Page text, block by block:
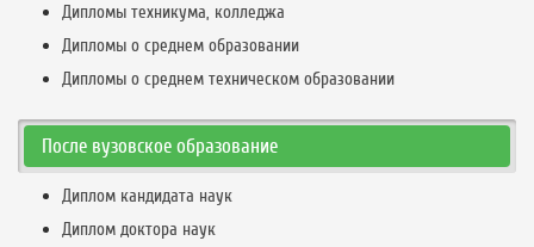
Дипломы техникума, колледжа
Дипломы о среднем образовании
Дипломы о среднем техническом образовании
После вузовское образование
Диплом кандидата наук
Диплом доктора наук